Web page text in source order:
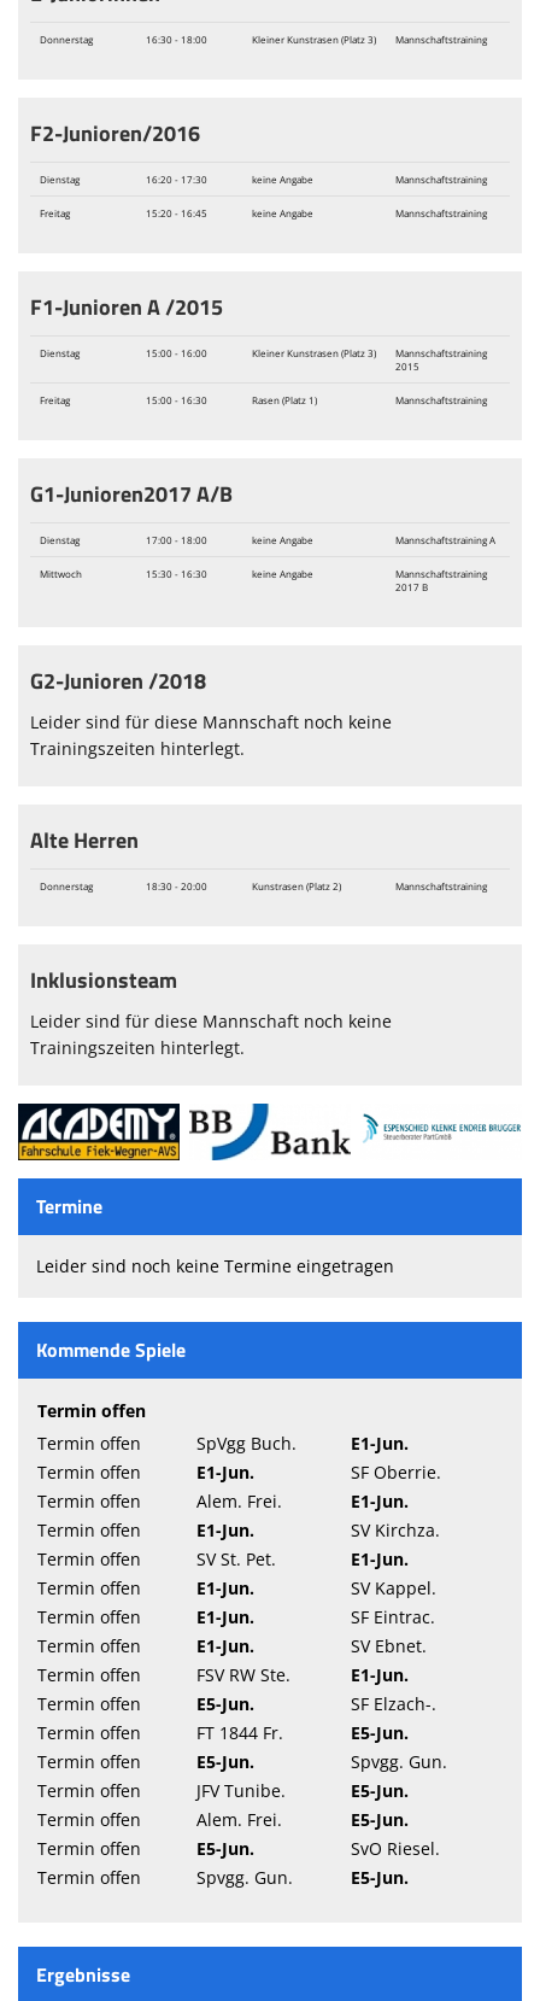
Donnerstag 16:30 - 18:00 Kleiner Kunstrasen (Platz 3) Mannschaftstraining
F2-Junioren/2016
Dienstag 16:20 - 17:30 keine Angabe Mannschaftstraining
Freitag 15:20 - 16:45 keine Angabe Mannschaftstraining
F1-Junioren A /2015
Dienstag 15:00 - 16:00 Kleiner Kunstrasen (Platz 3)
Mannschaftstraining
2015
Freitag 15:00 - 16:30 Rasen (Platz 1) Mannschaftstraining
G1-Junioren2017 A/B
Dienstag 17:00 - 18:00 keine Angabe Mannschaftstraining A
Mittwoch 15:30 - 16:30 keine Angabe
Mannschaftstraining
2017 B
G2-Junioren /2018
Leider sind für diese Mannschaft noch keine
Trainingszeiten hinterlegt.
Alte Herren
Donnerstag 18:30 - 20:00 Kunstrasen (Platz 2) Mannschaftstraining
Inklusionsteam
Leider sind für diese Mannschaft noch keine
Trainingszeiten hinterlegt.
Termine
Leider sind noch keine Termine eingetragen
Kommende Spiele
Termin offen
Termin offen
SpVgg Buch.
E1-Jun.
Termin offen
E1-Jun.
SF Oberrie.
Termin offen
Alem. Frei.
E1-Jun.
Termin offen
E1-Jun.
SV Kirchza.
Termin offen
SV St. Pet.
E1-Jun.
Termin offen
E1-Jun.
SV Kappel.
Termin offen
E1-Jun.
SF Eintrac.
Termin offen
E1-Jun.
SV Ebnet.
Termin offen
FSV RW Ste.
E1-Jun.
Termin offen
E5-Jun.
SF Elzach-.
Termin offen
FT 1844 Fr.
E5-Jun.
Termin offen
E5-Jun.
Spvgg. Gun.
Termin offen
JFV Tunibe.
E5-Jun.
Termin offen
Alem. Frei.
E5-Jun.
Termin offen
E5-Jun.
SvO Riesel.
Termin offen
Spvgg. Gun. E5-Jun.
Ergebnisse